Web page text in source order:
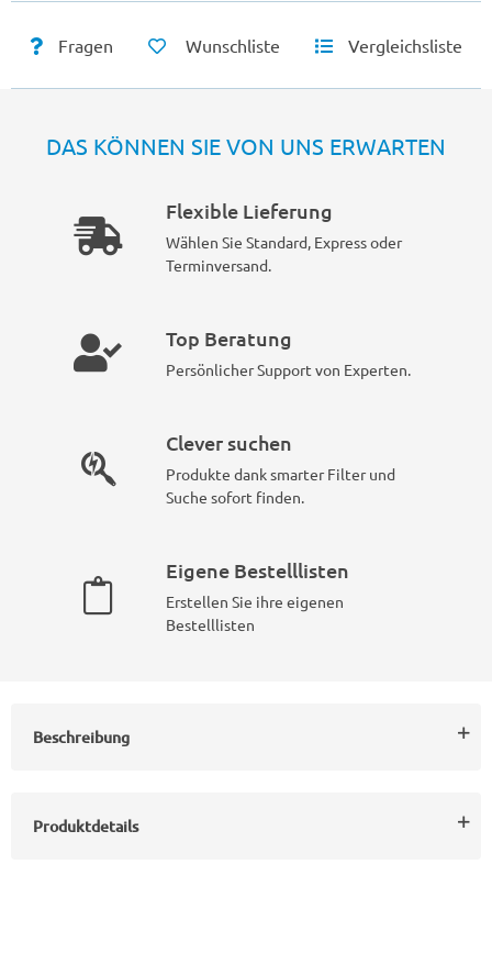
Fragen Wunschliste Vergleichsliste
DAS KÖNNEN SIE VON UNS ERWARTEN
Flexible Lieferung
Wählen Sie Standard, Express oder
Terminversand.
Top Beratung
Persönlicher Support von Experten.
Clever suchen
Produkte dank smarter Filter und
Suche sofort finden.
Eigene Bestelllisten
Erstellen Sie ihre eigenen
Bestelllisten
Beschreibung
Produktdetails